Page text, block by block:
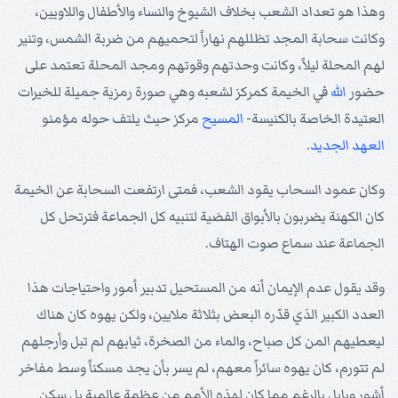
وهذا هو تعداد الشعب بخلاف الشيوخ والنساء والأطفال واللاويين،
وكانت سحابة المجد تظللهم نهاراً لتحميهم من ضربة الشمس، وتنير
لهم المحلة ليلاً، وكانت وحدتهم وقوتهم ومجد المحلة تعتمد على
حضور اللهفي الخيمة كمركز لشعبه وهي صورة رمزية جميلة للخيرات
العتيدة الخاصة بالكنيسة- المسيحمركز حيث يلتف حوله مؤمنو
العهد الجديد.
وكان عمود السحاب يقود الشعب، فمتى ارتفعت السحابة عن الخيمة
كان الكهنة يضربون بالأبواق الفضية لتنبيه كل الجماعة فترتحل كل
الجماعة عند سماع صوت الهتاف.
وقد يقول عدم الإيمان أنه من المستحيل تدبير أمور واحتياجات هذا
العدد الكبير الذي قدّره البعض بثلاثة ملايين، ولكن يهوه كان هناك
ليعطيهم المن كل صباح، والماء من الصخرة، ثيابهم لم تبل وأرجلهم
لم تتورم، كان يهوه سائراً معهم، لم يسر بأن يجد مسكناً وسط مفاخر